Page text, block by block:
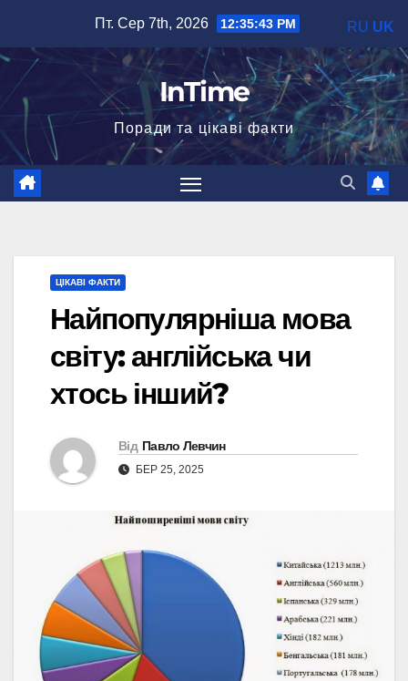
вмісту
Пт. Сер 7th, 2026 12:35:44 PM
InTime
Поради та цікаві факти
ЦІКАВІ ФАКТИ
Найпопулярніша мова
світу: англійська чи
хтось інший?
Від Павло Левчин
БЕР 25, 2025
RU UK